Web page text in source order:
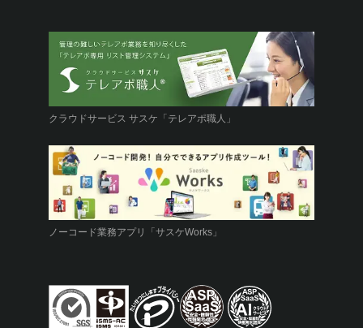
クラウドサービス サスケ「テレアポ職人」
ノーコード業務アプリ「サスケWorks」